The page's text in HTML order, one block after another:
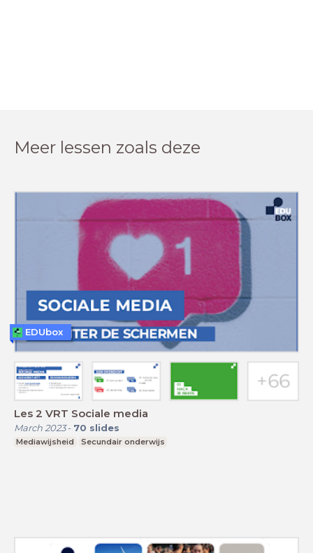
Meer lessen zoals deze
Les 2 VRT Sociale media
March 2023- 70 slides
Mediawijsheid Secundair onderwijs
EDUbox